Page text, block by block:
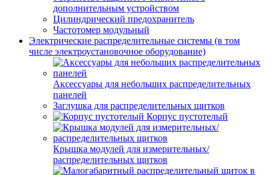
дополнительным устройством
Цилиндрический предохранитель
Частотомер модульный
Электрические распределительные системы (в том
числе электроустановочное оборудование)
Аксессуары для небольших распределительных
панелей
Заглушка для распределительных щитков
Корпус пустотелый
Крышка модулей для измерительных/
распределительных щитков